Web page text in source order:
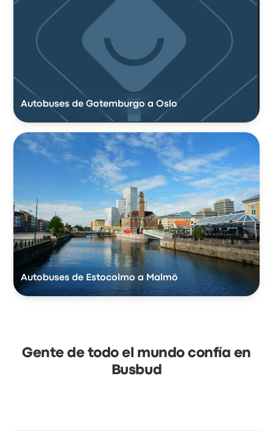
Autobuses de Gotemburgo a Oslo
Autobuses de Estocolmo a Malmö
Gente de todo el mundo confía en
Busbud